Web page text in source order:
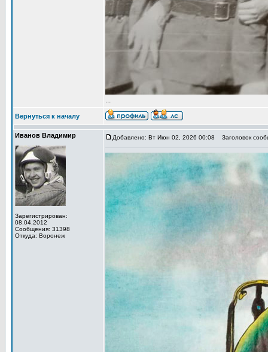
...
Вернуться к началу
Иванов Владимир
Зарегистрирован:
08.04.2012
Сообщения: 31398
Откуда: Воронеж
Добавлено: Вт Июн 02, 2026 00:08 Заголовок